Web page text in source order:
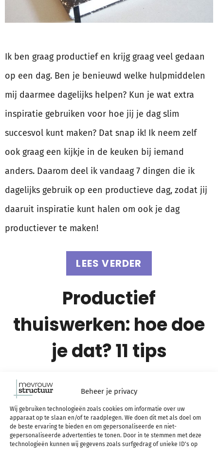
Beheer je privacy
Wij gebruiken technologieën zoals cookies om informatie over uw
apparaat op te slaan en/of te raadplegen. We doen dit met als doel om
de beste ervaring te bieden en om gepersonaliseerde en niet-
gepersonaliseerde advertenties te tonen. Door in te stemmen met deze
technologieën kunnen wij gegevens zoals surfgedrag of unieke ID's op
Ik ben graag productief en krijg graag veel gedaan
op een dag. Ben je benieuwd welke hulpmiddelen
mij daarmee dagelijks helpen? Kun je wat extra
inspiratie gebruiken voor hoe jij je dag slim
succesvol kunt maken? Dat snap ik! Ik neem zelf
ook graag een kijkje in de keuken bij iemand
anders. Daarom deel ik vandaag 7 dingen die ik
dagelijks gebruik op een productieve dag, zodat jij
daaruit inspiratie kunt halen om ook je dag
productiever te maken!
LEES VERDER
Productief
thuiswerken: hoe doe
je dat? 11 tips